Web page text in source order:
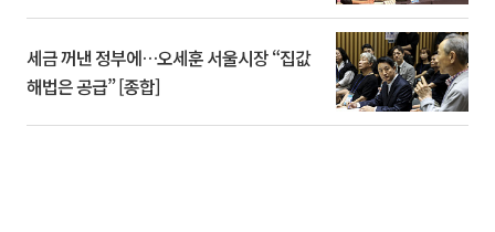
세금 꺼낸 정부에…오세훈 서울시장 “집값
해법은 공급” [종합]